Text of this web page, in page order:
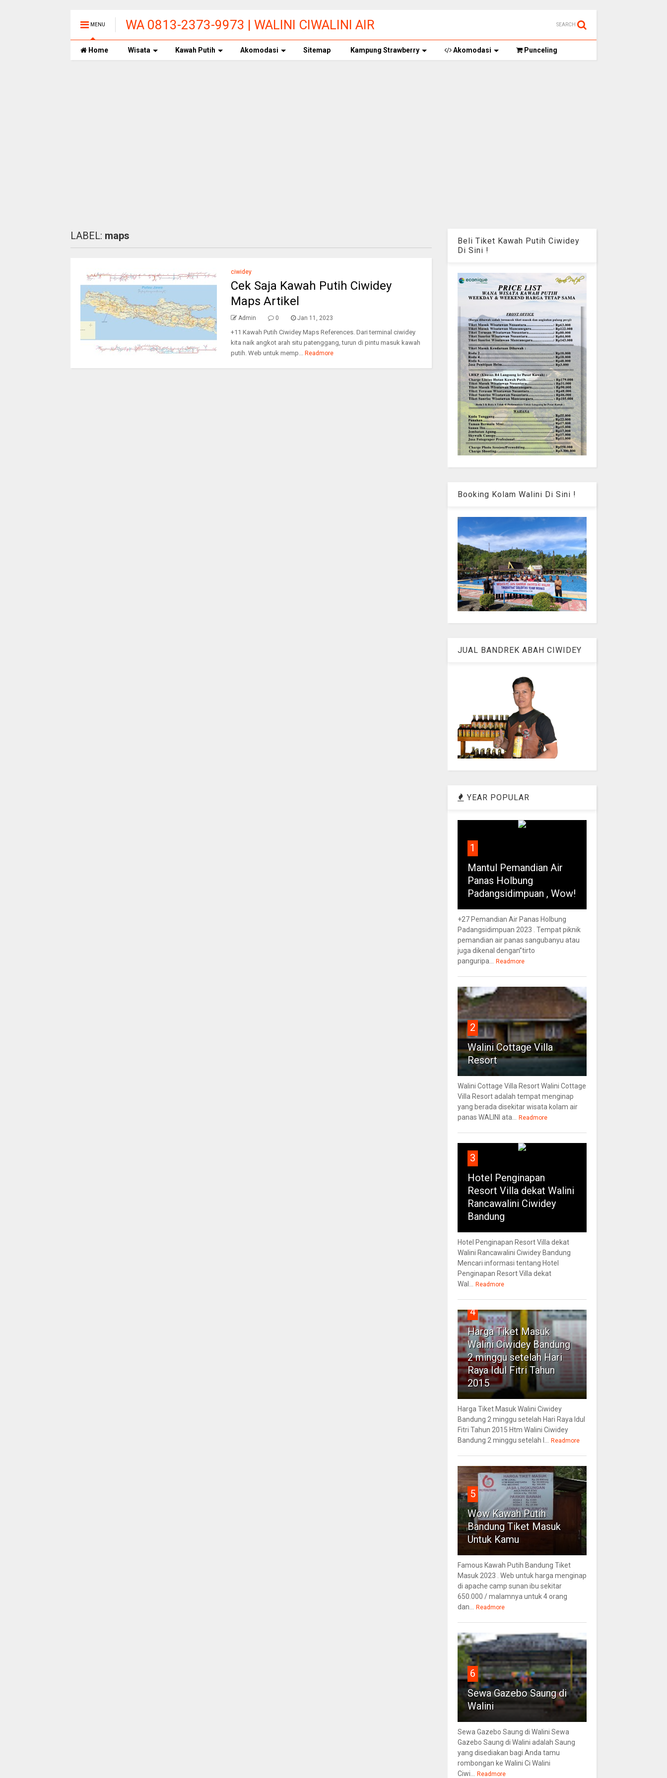
MENU
WA 0813-2373-9973 | WALINI CIWALINI AIR
PANAS ALAMI TERBERSIH CIWIDEY
BANDUNG
SEARCH
Home Wisata Kawah Putih Akomodasi Sitemap Kampung Strawberry Akomodasi Punceling
LABEL: maps
ciwidey
Cek Saja Kawah Putih Ciwidey
Maps Artikel
Admin 0 Jan 11, 2023
+11 Kawah Putih Ciwidey Maps References. Dari terminal ciwidey
kita naik angkot arah situ patenggang, turun di pintu masuk kawah
putih. Web untuk memp... Readmore
Beli Tiket Kawah Putih Ciwidey
Di Sini !
Booking Kolam Walini Di Sini !
JUAL BANDREK ABAH CIWIDEY
YEAR POPULAR
1
Mantul Pemandian Air
Panas Holbung
Padangsidimpuan , Wow!
+27 Pemandian Air Panas Holbung
Padangsidimpuan 2023 . Tempat piknik
pemandian air panas sangubanyu atau
juga dikenal dengan”tirto
panguripa... Readmore
2
Walini Cottage Villa
Resort
Walini Cottage Villa Resort Walini Cottage
Villa Resort adalah tempat menginap
yang berada disekitar wisata kolam air
panas WALINI ata... Readmore
3
Hotel Penginapan
Resort Villa dekat Walini
Rancawalini Ciwidey
Bandung
Hotel Penginapan Resort Villa dekat
Walini Rancawalini Ciwidey Bandung
Mencari informasi tentang Hotel
Penginapan Resort Villa dekat
Wal... Readmore
4
Harga Tiket Masuk
Walini Ciwidey Bandung
2 minggu setelah Hari
Raya Idul Fitri Tahun
2015
Harga Tiket Masuk Walini Ciwidey
Bandung 2 minggu setelah Hari Raya Idul
Fitri Tahun 2015 Htm Walini Ciwidey
Bandung 2 minggu setelah l... Readmore
5
Wow Kawah Putih
Bandung Tiket Masuk
Untuk Kamu
Famous Kawah Putih Bandung Tiket
Masuk 2023 . Web untuk harga menginap
di apache camp sunan ibu sekitar
650.000 / malamnya untuk 4 orang
dan... Readmore
6
Sewa Gazebo Saung di
Walini
Sewa Gazebo Saung di Walini Sewa
Gazebo Saung di Walini adalah Saung
yang disediakan bagi Anda tamu
rombongan ke Walini Ci Walini
Ciwi... Readmore